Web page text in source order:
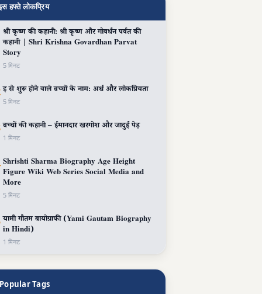
हफ्ते लोकप्रिय
श्री कृष्ण की कहानी: श्री कृष्ण और गोवर्धन पर्वत की
कहानी | Shri Krishna Govardhan Parvat
Story
5 मिनट
इ से शुरू होने वाले बच्चों के नाम: अर्थ और लोकप्रियता
5 मिनट
बच्चों की कहानी – ईमानदार खरगोश और जादुई पेड़
1 मिनट
Shrishti Sharma Biography Age Height
Figure Wiki Web Series Social Media and
More
5 मिनट
यामी गौतम बायोग्राफी (Yami Gautam Biography
in Hindi)
1 मिनट
Popular Tags